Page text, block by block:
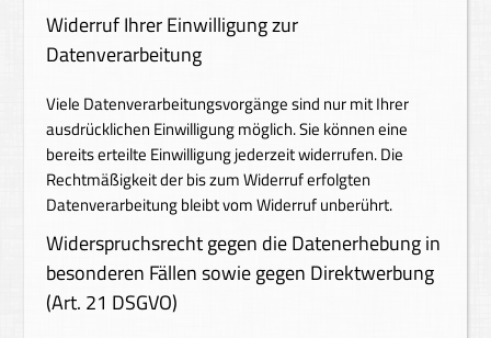
Widerruf Ihrer Einwilligung zur
Datenverarbeitung
Viele Datenverarbeitungsvorgänge sind nur mit Ihrer
ausdrücklichen Einwilligung möglich. Sie können eine
bereits erteilte Einwilligung jederzeit widerrufen. Die
Rechtmäßigkeit der bis zum Widerruf erfolgten
Datenverarbeitung bleibt vom Widerruf unberührt.
Widerspruchsrecht gegen die Datenerhebung in
besonderen Fällen sowie gegen Direktwerbung
(Art. 21 DSGVO)